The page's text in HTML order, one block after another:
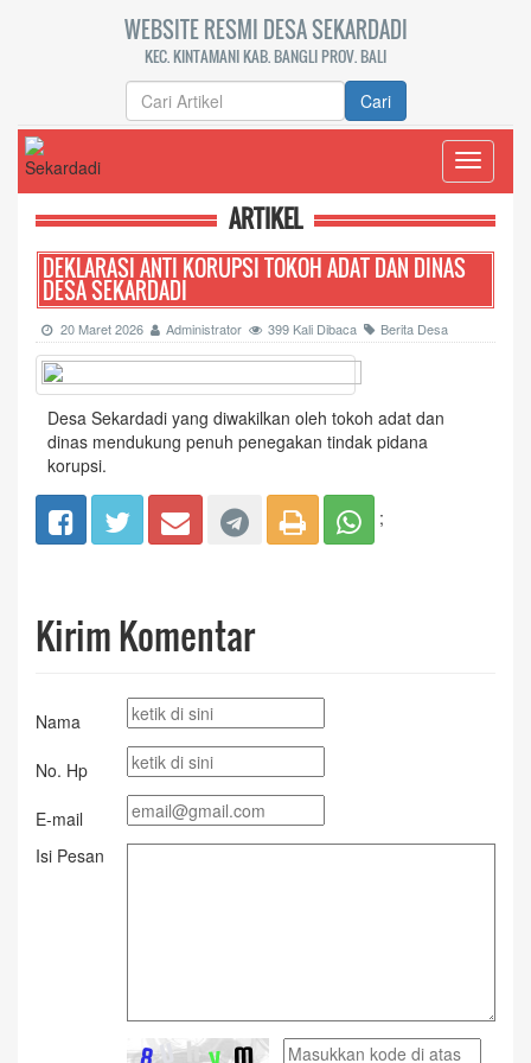
WEBSITE RESMI DESA SEKARDADI
KEC. KINTAMANI KAB. BANGLI PROV. BALI
Cari
Toggle
ARTIKEL
DEKLARASI ANTI KORUPSI TOKOH ADAT DAN DINAS
DESA SEKARDADI
20 Maret 2026 Administrator 399 Kali Dibaca Berita Desa
Desa Sekardadi yang diwakilkan oleh tokoh adat dan
dinas mendukung penuh penegakan tindak pidana
korupsi.
;
Kirim Komentar
Nama
No. Hp
E-mail
Isi Pesan